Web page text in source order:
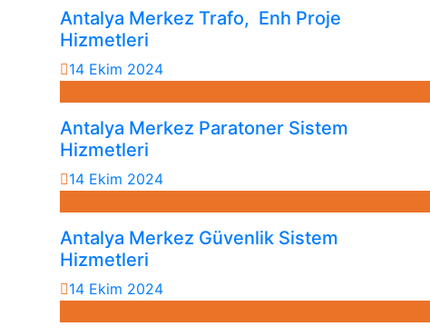
Antalya Merkez Trafo, Enh Proje
Hizmetleri
14 Ekim 2024
Antalya Merkez Paratoner Sistem
Hizmetleri
14 Ekim 2024
Antalya Merkez Güvenlik Sistem
Hizmetleri
14 Ekim 2024